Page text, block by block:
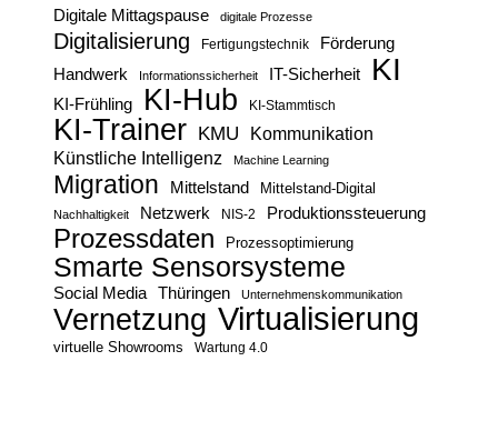
Digitale Mittagspause digitale Prozesse
Digitalisierung Fertigungstechnik Förderung
Handwerk Informationssicherheit IT-Sicherheit KI
KI-Frühling KI-Hub KI-Stammtisch
KI-Trainer KMU
Kommunikation
Künstliche Intelligenz
Machine Learning
Migration Mittelstand Mittelstand-Digital
Nachhaltigkeit Netzwerk NIS-2 Produktionssteuerung
Prozessdaten Prozessoptimierung
Smarte Sensorsysteme
Social Media Thüringen Unternehmenskommunikation
Vernetzung Virtualisierung
virtuelle Showrooms Wartung 4.0